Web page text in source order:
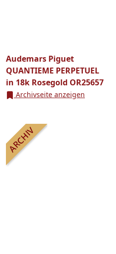
Audemars Piguet
QUANTIEME PERPETUEL
in 18k Rosegold OR25657
Archivseite anzeigen